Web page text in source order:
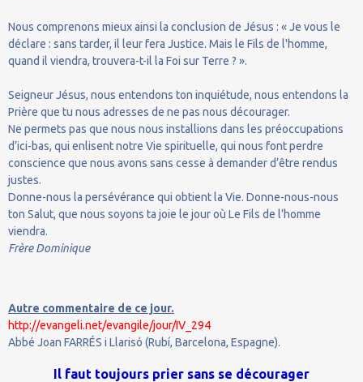
Nous comprenons mieux ainsi la conclusion de Jésus : « Je vous le
déclare : sans tarder, il leur fera Justice. Mais le Fils de l'homme,
quand il viendra, trouvera-t-il la Foi sur Terre ? ».
Seigneur Jésus, nous entendons ton inquiétude, nous entendons la
Prière que tu nous adresses de ne pas nous décourager.
Ne permets pas que nous nous installions dans les préoccupations
d’ici-bas, qui enlisent notre Vie spirituelle, qui nous font perdre
conscience que nous avons sans cesse à demander d’être rendus
justes.
Donne-nous la persévérance qui obtient la Vie. Donne-nous-nous
ton Salut, que nous soyons ta joie le jour où Le Fils de l’homme
viendra.
Frère Dominique
Autre commentaire de ce jour.
http://evangeli.net/evangile/jour/IV_294
Abbé Joan FARRÉS i Llarisó (Rubí, Barcelona, Espagne).
Il faut toujours prier sans se décourager